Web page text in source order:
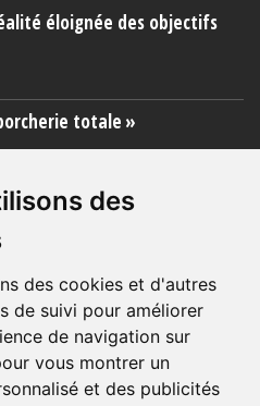
des
des cookies et d'autres
de suivi pour améliorer
de navigation sur
vous montrer un
et des publicités
éloignée des objectifs
totale »
une faillite collective